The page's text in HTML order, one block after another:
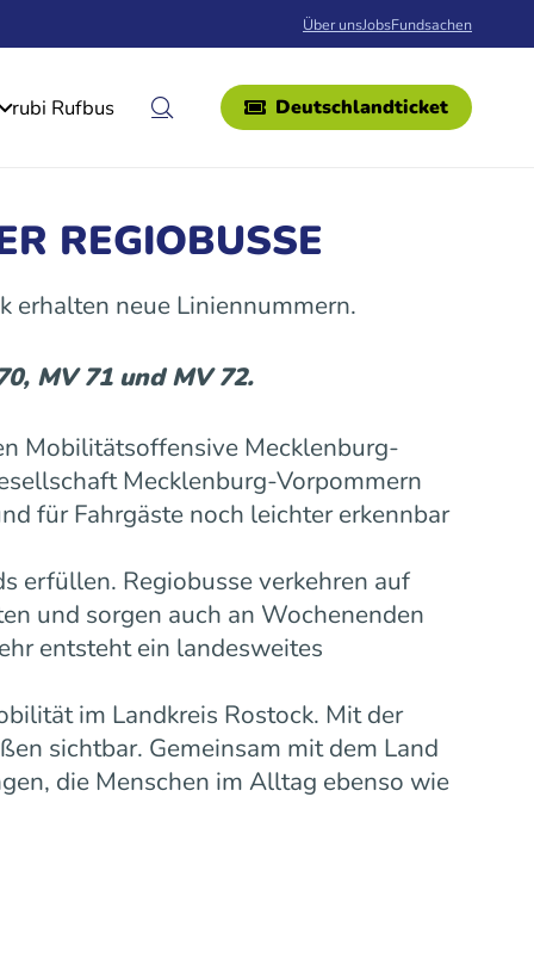
Über unsJobsFundsachen
rubi Rufbus Deutschlandticket
REGIOBUSSE
erhalten neue Liniennummern.
MV 71 und MV 72.
Mobilitätsoffensive Mecklenburg-
Mecklenburg-Vorpommern
für Fahrgäste noch leichter erkennbar
erfüllen. Regiobusse verkehren auf
und sorgen auch an Wochenenden
entsteht ein landesweites
im Landkreis Rostock. Mit der
sichtbar. Gemeinsam mit dem Land
die Menschen im Alltag ebenso wie